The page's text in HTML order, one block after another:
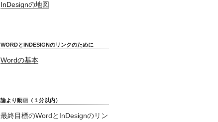
InDesignの地図
WORDとINDESIGNのリンクのために
Wordの基本
論より動画（１分以内）
最終目標のWordとInDesignのリン